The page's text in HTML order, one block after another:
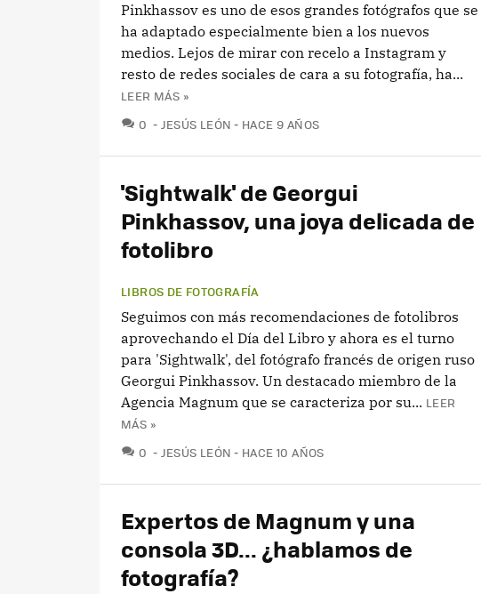
Pinkhassov es uno de esos grandes fotógrafos que se
ha adaptado especialmente bien a los nuevos
medios. Lejos de mirar con recelo a Instagram y
resto de redes sociales de cara a su fotografía, ha...
LEER MÁS »
0 COMENTARIOS
JESÚS LEÓN HACE 9 AÑOS
'Sightwalk' de Georgui
Pinkhassov, una joya delicada de
fotolibro
LIBROS DE FOTOGRAFÍA
Seguimos con más recomendaciones de fotolibros
aprovechando el Día del Libro y ahora es el turno
para 'Sightwalk', del fotógrafo francés de origen ruso
Georgui Pinkhassov. Un destacado miembro de la
Agencia Magnum que se caracteriza por su... LEER
MÁS »
0 COMENTARIOS
JESÚS LEÓN HACE 10 AÑOS
Expertos de Magnum y una
consola 3D... ¿hablamos de
fotografía?